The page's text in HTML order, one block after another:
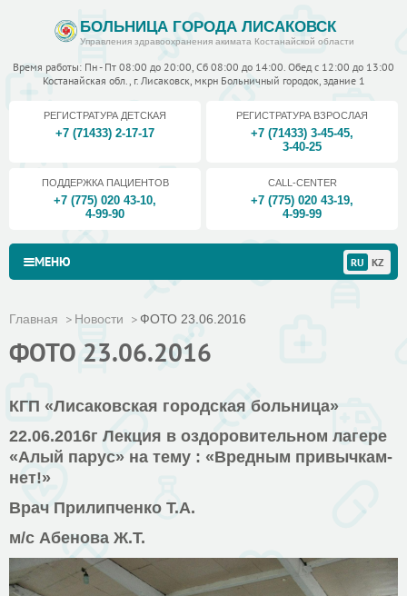
БОЛЬНИЦА ГОРОДА ЛИСАКОВСК
Управления здравоохранения акимата Костанайской области
Время работы: Пн - Пт 08:00 до 20:00, Сб 08:00 до 14:00. Обед с 12:00 до 13:00
Костанайская обл., г. Лисаковск, мкрн Больничный городок, здание 1
РЕГИСТРАТУРА ДЕТСКАЯ
+7 (71433) 2-17-17
РЕГИСТРАТУРА ВЗРОСЛАЯ
+7 (71433) 3-45-45,
3-40-25
ПОДДЕРЖКА ПАЦИЕНТОВ
+7 (775) 020 43-10,
4-99-90
CALL-CENTER
+7 (775) 020 43-19,
4-99-99
МЕНЮ RU KZ
Главная Новости ФОТО 23.06.2016
ФОТО 23.06.2016
КГП «Лисаковская городская больница»
22.06.2016г Лекция в оздоровительном лагере
«Алый парус» на тему : «Вредным привычкам-
нет!»
Врач Прилипченко Т.А.
м/с Абенова Ж.Т.